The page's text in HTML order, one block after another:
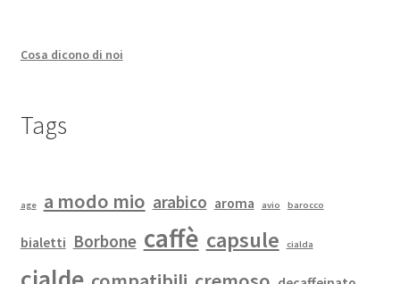
Cosa dicono di noi
Tags
age a modo mio arabico aroma avio barocco
bialetti Borbone caffè capsule cialda